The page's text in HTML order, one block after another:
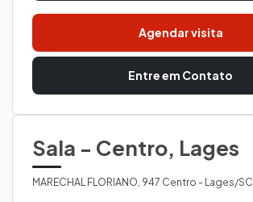
Agendar visita
Entre em Contato
Sala - Centro, Lages
MARECHAL FLORIANO, 947 Centro - Lages/SC